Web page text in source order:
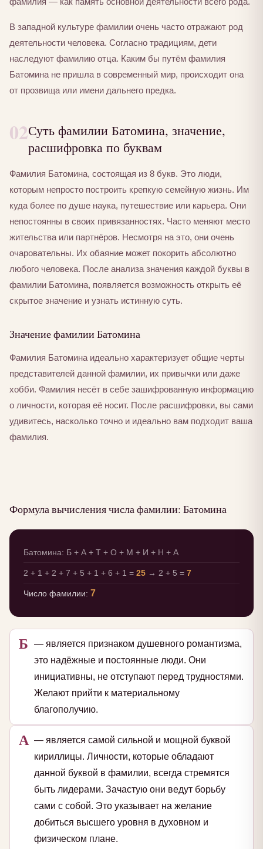
В западной культуре фамилии очень часто отражают род
деятельности человека. Согласно традициям, дети
наследуют фамилию отца. Каким бы путём фамилия
Батомина не пришла в современный мир, происходит она
от прозвища или имени дальнего предка.
02Суть фамилии Батомина, значение,
расшифровка по буквам
Фамилия Батомина, состоящая из 8 букв. Это люди,
которым непросто построить крепкую семейную жизнь. Им
куда более по душе наука, путешествие или карьера. Они
непостоянны в своих привязанностях. Часто меняют место
жительства или партнёров. Несмотря на это, они очень
очаровательны. Их обаяние может покорить абсолютно
любого человека. После анализа значения каждой буквы в
фамилии Батомина, появляется возможность открыть её
скрытое значение и узнать истинную суть.
Значение фамилии Батомина
Фамилия Батомина идеально характеризует общие черты
представителей данной фамилии, их привычки или даже
хобби. Фамилия несёт в себе зашифрованную информацию
о личности, которая её носит. После расшифровки, вы сами
удивитесь, насколько точно и идеально вам подходит ваша
фамилия.
Формула вычисления числа фамилии: Батомина
Батомина: Б + А + Т + О + М + И + Н + А
2 + 1 + 2 + 7 + 5 + 1 + 6 + 1 = 25 → 2 + 5 = 7
Число фамилии: 7
Б
— является признаком душевного романтизма,
это надёжные и постоянные люди. Они
инициативны, не отступают перед трудностями.
Желают прийти к материальному
благополучию.
А — является самой сильной и мощной буквой
кириллицы. Личности, которые обладают
данной буквой в фамилии, всегда стремятся
быть лидерами. Зачастую они ведут борьбу
сами с собой. Это указывает на желание
добиться высшего уровня в духовном и
физическом плане.